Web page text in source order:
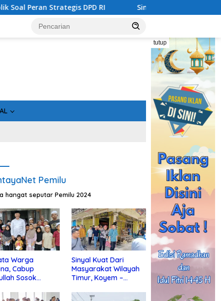
DPD RI Sinergi Perang Melawan Narkoba di
tutup
Pemilu
hangat seputar Pemilu 2024
Warga
Cabup
Sosok
Sinyal Kuat Dari
Masyarakat Wilayah
Timur, Koyem –
di Kotim